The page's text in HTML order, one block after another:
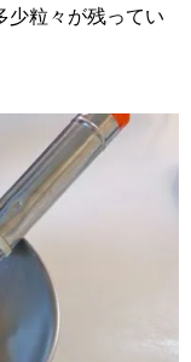
少粒々が残ってい